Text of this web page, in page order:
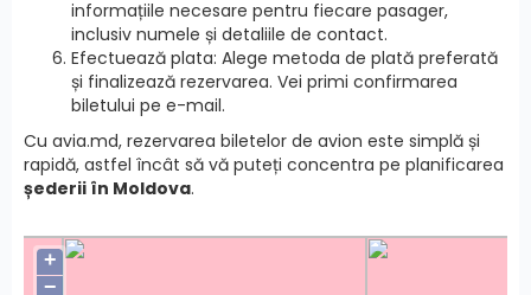
informațiile necesare pentru fiecare pasager,
inclusiv numele și detaliile de contact.
Efectuează plata: Alege metoda de plată preferată
și finalizează rezervarea. Vei primi confirmarea
biletului pe e-mail.
Cu avia.md, rezervarea biletelor de avion este simplă și
rapidă, astfel încât să vă puteți concentra pe planificarea
șederii în Moldova.
+
−